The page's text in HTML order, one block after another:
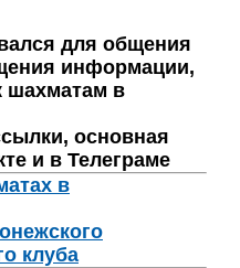
для общения
информации,
шахматам в
основная
и в Телеграме
в
клуба